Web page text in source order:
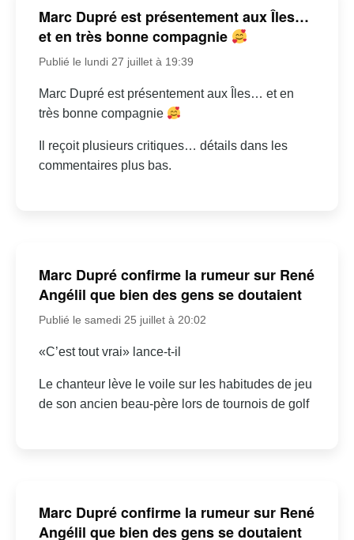
Marc Dupré est présentement aux Îles…
et en très bonne compagnie
Publié le lundi 27 juillet à 19:39
Marc Dupré est présentement aux Îles… et en
très bonne compagnie
Il reçoit plusieurs critiques… détails dans les
commentaires plus bas.
Marc Dupré confirme la rumeur sur René
Angélil que bien des gens se doutaient
Publié le samedi 25 juillet à 20:02
«C’est tout vrai» lance-t-il
Le chanteur lève le voile sur les habitudes de jeu
de son ancien beau-père lors de tournois de golf
Marc Dupré confirme la rumeur sur René
Angélil que bien des gens se doutaient